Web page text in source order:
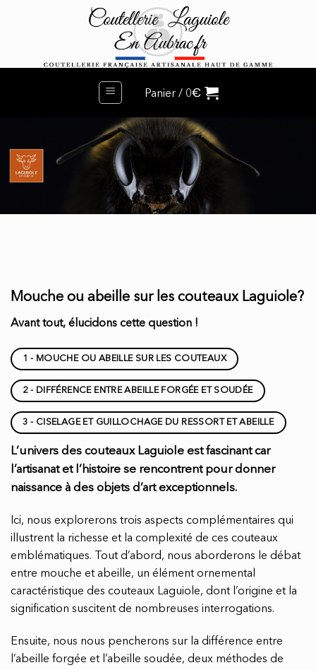
Panier / 0€
Mouche ou abeille sur les couteaux Laguiole?
Avant tout, élucidons cette question !
1 - MOUCHE OU ABEILLE SUR LES COUTEAUX
2 - DIFFÉRENCE ENTRE ABEILLE FORGÉE ET SOUDÉE
3 - CISELAGE ET GUILLOCHAGE DU RESSORT ET ABEILLE
L’univers des couteaux Laguiole est fascinant car
l’artisanat et l’histoire se rencontrent pour donner
naissance à des objets d’art exceptionnels.
Ici, nous explorerons trois aspects complémentaires qui
illustrent la richesse et la complexité de ces couteaux
emblématiques. Tout d’abord, nous aborderons le débat
entre mouche et abeille, un élément ornemental
caractéristique des couteaux Laguiole, dont l’origine et la
signification suscitent de nombreuses interrogations.
Ensuite, nous nous pencherons sur la différence entre
l’abeille forgée et l’abeille soudée, deux méthodes de